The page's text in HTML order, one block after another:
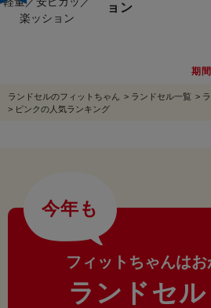
ョン
期
ランドセルのフィットちゃん > ランドセル一覧 >
> ピンクの人気ランキング
今年も
フィットちゃんは
ランドセル